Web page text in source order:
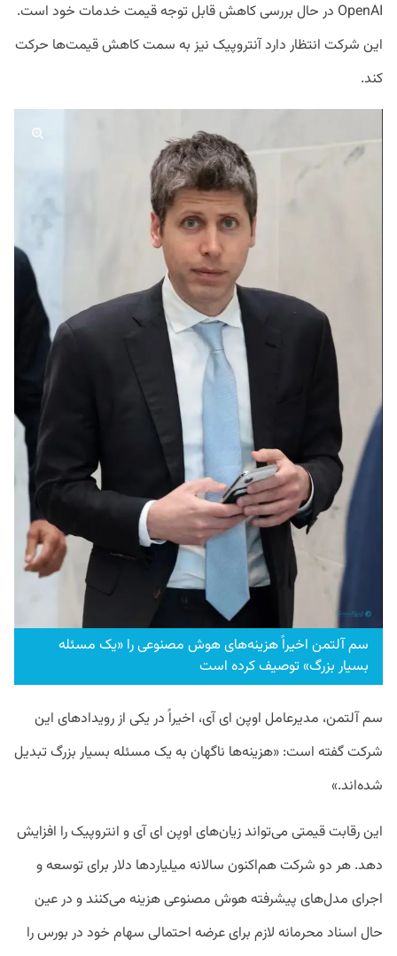
OpenAI در حال بررسی کاهش قابل توجه قیمت خدمات خود است.
این شرکت انتظار دارد آنتروپیک نیز به سمت کاهش قیمت‌ها حرکت
کند.
سم آلتمن اخیراً هزینه‌های هوش مصنوعی را «یک مسئله
بسیار بزرگ» توصیف کرده است
سم آلتمن، مدیرعامل اوپن ای آی، اخیراً در یکی از رویدادهای این
شرکت گفته است: «هزینه‌ها ناگهان به یک مسئله بسیار بزرگ تبدیل
شده‌اند.»
این رقابت قیمتی می‌تواند زیان‌های اوپن ای آی و انتروپیک را افزایش
دهد. هر دو شرکت هم‌اکنون سالانه میلیاردها دلار برای توسعه و
اجرای مدل‌های پیشرفته هوش مصنوعی هزینه می‌کنند و در عین
حال اسناد محرمانه لازم برای عرضه احتمالی سهام خود در بورس را